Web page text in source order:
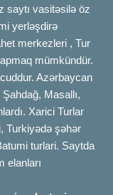
saytı vasitəsilə öz
yerləşdirə
merkezleri , Tur
mümkündür.
Azərbaycan
Masallı,
Xarici Turlar
Turkiyədə şəhər
turlari. Saytda
elanları